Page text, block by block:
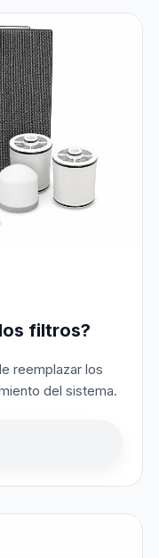
filtros?
reemplazar los
del sistema.